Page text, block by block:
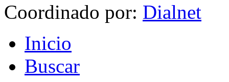
Coordinado por:
Inicio
Buscar